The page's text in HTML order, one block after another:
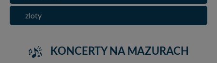
zloty
KONCERTY NA MAZURACH